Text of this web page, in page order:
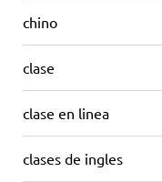
chino
clase
clase en linea
clases de ingles